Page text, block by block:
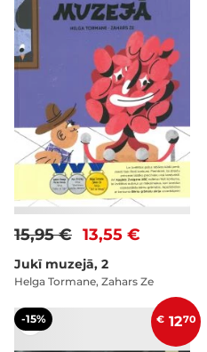
13,55 €
15,95 €
Jukī muzejā, 2
Helga Tormane, Zahars Ze
-15% € 1270